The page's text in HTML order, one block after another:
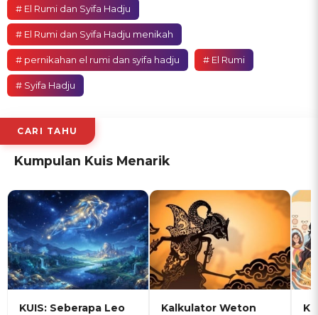
# El Rumi dan Syifa Hadju
# El Rumi dan Syifa Hadju menikah
# pernikahan el rumi dan syifa hadju # El Rumi
# Syifa Hadju
CARI TAHU
Kumpulan Kuis Menarik
KUIS: Seberapa Leo
Kalkulator Weton